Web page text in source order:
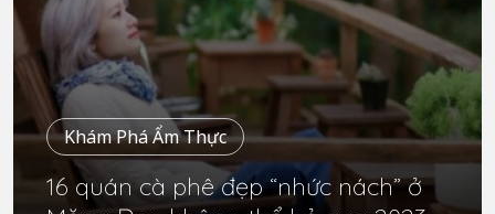
Khám Phá Ẩm Thực
16 quán cà phê đẹp “nhức nách” ở